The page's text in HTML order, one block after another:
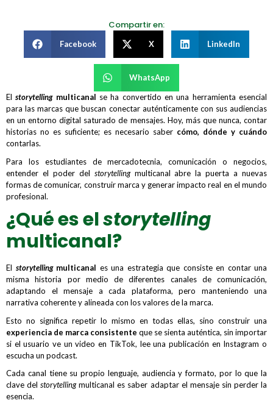
Compartir en:
Facebook X LinkedIn
WhatsApp
Elstorytellingmulticanal se ha convertido en una herramienta esencial
para las marcas que buscan conectar auténticamente con sus audiencias
en un entorno digital saturado de mensajes. Hoy, más que nunca, contar
historias no es suficiente; es necesario saber cómo, dónde y cuándo
contarlas.
Para los estudiantes de mercadotecnia, comunicación o negocios,
entender el poder del storytelling multicanal abre la puerta a nuevas
formas de comunicar, construir marca y generar impacto real en el mundo
profesional.
¿Qué es elstorytelling
multicanal?
El storytellingmulticanal es una estrategia que consiste en contar una
misma historia por medio de diferentes canales de comunicación,
adaptando el mensaje a cada plataforma, pero manteniendo una
narrativa coherente y alineada con los valores de la marca.
Esto no significa repetir lo mismo en todas ellas, sino construir una
experiencia de marca consistente que se sienta auténtica, sin importar
si el usuario ve un video en TikTok, lee una publicación en Instagram o
escucha un podcast.
Cada canal tiene su propio lenguaje, audiencia y formato, por lo que la
clave delstorytellingmulticanal es saber adaptar el mensaje sin perder la
esencia.